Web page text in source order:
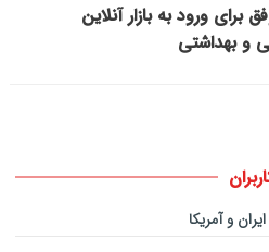
برای ورود به بازار آنلاین
و بهداشتی
و آمریکا